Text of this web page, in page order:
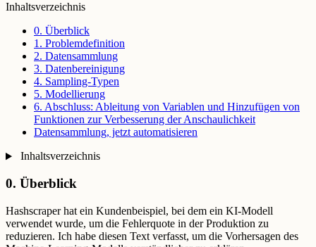
Inhaltsverzeichnis
0. Überblick
1. Problemdefinition
2. Datensammlung
3. Datenbereinigung
4. Sampling-Typen
5. Modellierung
6. Abschluss: Ableitung von Variablen und Hinzufügen von
Funktionen zur Verbesserung der Anschaulichkeit
Datensammlung, jetzt automatisieren
Inhaltsverzeichnis
0. Überblick
Hashscraper hat ein Kundenbeispiel, bei dem ein KI-Modell
verwendet wurde, um die Fehlerquote in der Produktion zu
reduzieren. Ich habe diesen Text verfasst, um die Vorhersagen des